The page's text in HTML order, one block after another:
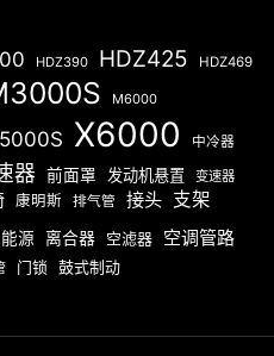
HDZ390 HDZ425 HDZ469
M6000
X6000 中冷器
器 前面罩 发动机悬置 变速器
康明斯 排气管 接头 支架
源 离合器 空滤器 空调管路
门锁 鼓式制动